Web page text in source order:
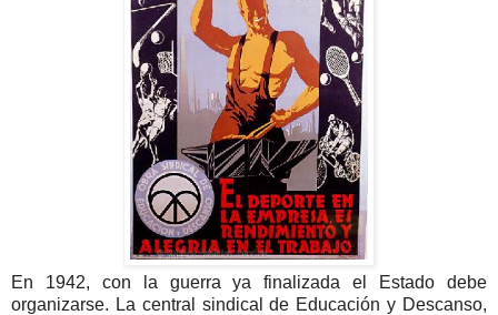
En 1942, con la guerra ya finalizada el Estado debe
organizarse. La central sindical de Educación y Descanso,